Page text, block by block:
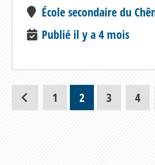
École secondaire du
Publié il y a 4 mois
1 2 3 4